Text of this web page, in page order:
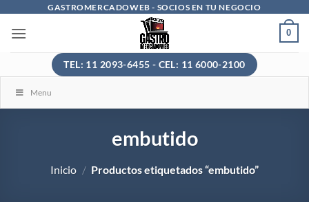
contenido
GASTROMERCADOWEB - SOCIOS EN TU NEGOCIO
0
TEL: 11 2093-6455 - CEL: 11 6000-2100
Menu
embutido
Inicio / Productos etiquetados “embutido”